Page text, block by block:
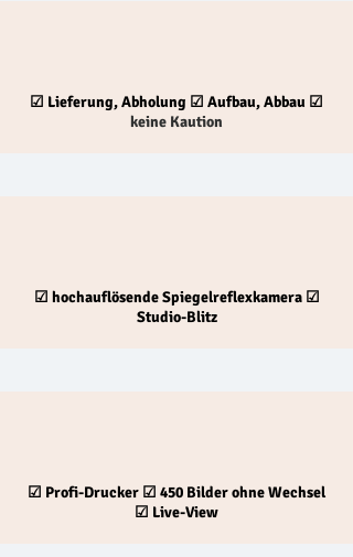
☑ Lieferung, Abholung ☑ Aufbau, Abbau ☑
keine Kaution
☑ hochauflösendeSpiegelreflexkamera☑
Studio-Blitz
☑ Profi-Drucker ☑ 450 Bilder ohne Wechsel
☑ Live-View